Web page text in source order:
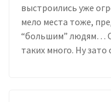
выстроились уже
мело места тоже,
“большим” людям…
таких много. Ну